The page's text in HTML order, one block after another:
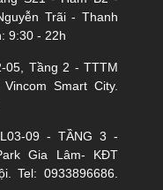
coi là một lựa chọn
ăn, với thiết kế hiện đại
phòng trở nên tiện
nơi để tiếp khách mà
cùng ăn uống với
thư giãn sau một
được một không gian
Trãi - Thanh
9:30 - 22h
05, Tầng 2 - TTTM
Smart City.
09 - TẦNG 3 -
Gia Lâm- KĐT
Tel: 0933896686.